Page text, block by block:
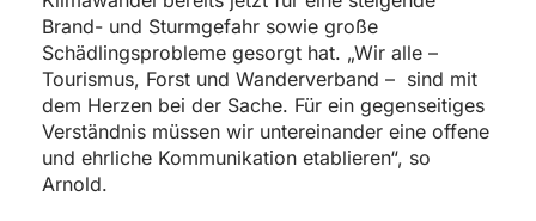
Brand- und Sturmgefahr sowie große
Schädlingsprobleme gesorgt hat. „Wir alle –
Tourismus, Forst und Wanderverband – sind mit
dem Herzen bei der Sache. Für ein gegenseitiges
Verständnis müssen wir untereinander eine offene
und ehrliche Kommunikation etablieren“, so
Arnold.